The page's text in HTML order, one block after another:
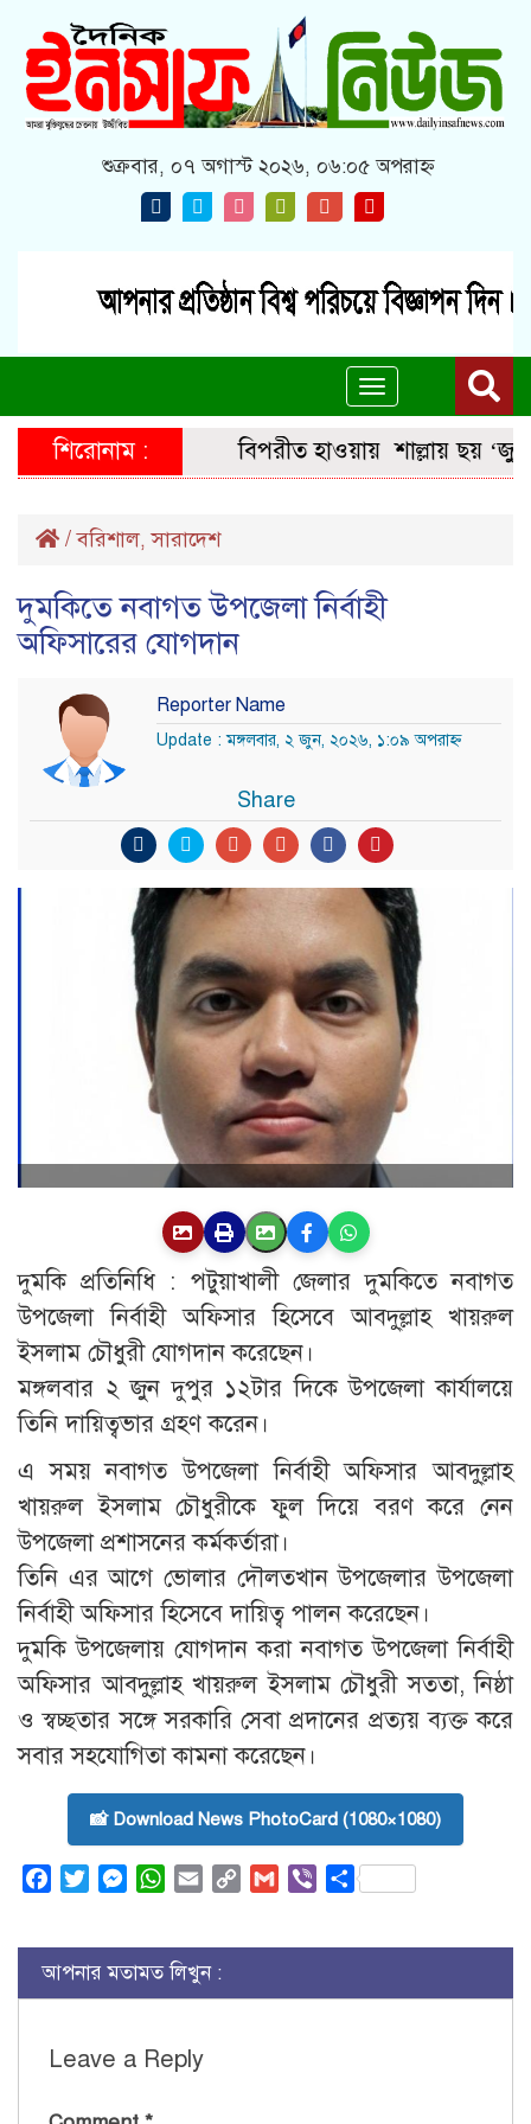
শুক্রবার, ০৭ অগাস্ট ২০২৬, ০৬:০৫ অপরাহ্ন
Toggle
navigation
শিরোনাম : বিপরীত হাওয়ায় শাল্লায় ছয়
/বরিশাল,সারাদেশ
দুমকিতে নবাগত উপজেলা নির্বাহী
অফিসারের যোগদান
Reporter Name
Update : মঙ্গলবার, ২ জুন, ২০২৬, ১:০৯ অপরাহ্ণ
Share
দুমকি প্রতিনিধি : পটুয়াখালী জেলার দুমকিতে নবাগত
উপজেলা নির্বাহী অফিসার হিসেবে আবদু্ল্লাহ খায়রুল
ইসলাম চৌধুরী যোগদান করেছেন।
মঙ্গলবার ২ জুন দুপুর ১২টার দিকে উপজেলা কার্যালয়ে
তিনি দায়িত্বভার গ্রহণ করেন।
এ সময় নবাগত উপজেলা নির্বাহী অফিসার আবদু্ল্লাহ
খায়রুল ইসলাম চৌধুরীকে ফুল দিয়ে বরণ করে নেন
উপজেলা প্রশাসনের কর্মকর্তারা।
তিনি এর আগে ভোলার দৌলতখান উপজেলার উপজেলা
নির্বাহী অফিসার হিসেবে দায়িত্ব পালন করেছেন।
দুমকি উপজেলায় যোগদান করা নবাগত উপজেলা নির্বাহী
অফিসার আবদু্ল্লাহ খায়রুল ইসলাম চৌধুরী সততা, নিষ্ঠা
ও স্বচ্ছতার সঙ্গে সরকারি সেবা প্রদানের প্রত্যয় ব্যক্ত করে
সবার সহযোগিতা কামনা করেছেন।
📸 Download News PhotoCard (1080×1080)
FacebookTwitterMessenger
WhatsApp
Email
Copy
Gmail ViberShare
আপনার মতামত লিখুন :
Leave a Reply